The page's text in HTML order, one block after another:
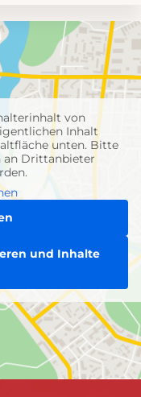
von
Inhalt
unten. Bitte
an Drittanbieter
und Inhalte